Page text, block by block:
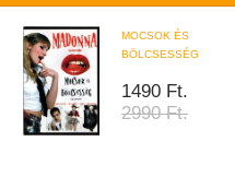
MOCSOK ÉS
BÖLCSESSÉG
1490 Ft.
2990 Ft.